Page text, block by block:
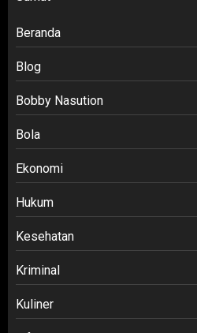
Beranda
Blog
Bobby Nasution
Bola
Ekonomi
Hukum
Kesehatan
Kriminal
Kuliner